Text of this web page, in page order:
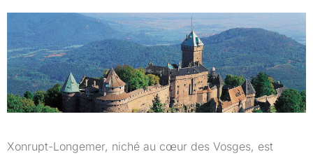
Xonrupt-Longemer, niché au cœur des Vosges, est